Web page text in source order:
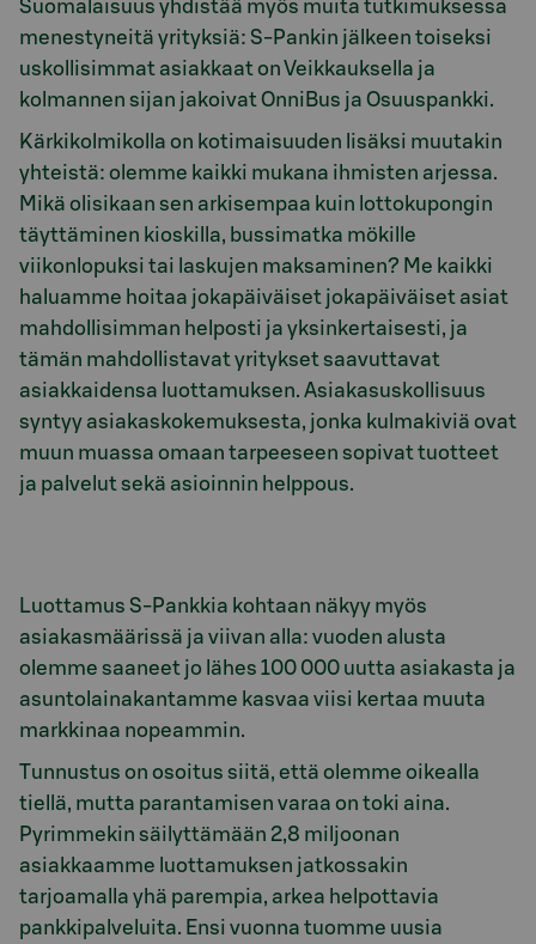
Suomalaisuus yhdistää myös muita tutkimuksessa
menestyneitä yrityksiä: S-Pankin jälkeen toiseksi
uskollisimmat asiakkaat on Veikkauksella ja
kolmannen sijan jakoivat OnniBus ja Osuuspankki.
Kärkikolmikolla on kotimaisuuden lisäksi muutakin
yhteistä: olemme kaikki mukana ihmisten arjessa.
Mikä olisikaan sen arkisempaa kuin lottokupongin
täyttäminen kioskilla, bussimatka mökille
viikonlopuksi tai laskujen maksaminen? Me kaikki
haluamme hoitaa jokapäiväiset jokapäiväiset asiat
mahdollisimman helposti ja yksinkertaisesti, ja
tämän mahdollistavat yritykset saavuttavat
asiakkaidensa luottamuksen. Asiakasuskollisuus
syntyy asiakaskokemuksesta, jonka kulmakiviä ovat
muun muassa omaan tarpeeseen sopivat tuotteet
ja palvelut sekä asioinnin helppous.
Luottamus S-Pankkia kohtaan näkyy myös
asiakasmäärissä ja viivan alla: vuoden alusta
olemme saaneet jo lähes 100 000 uutta asiakasta ja
asuntolainakantamme kasvaa viisi kertaa muuta
markkinaa nopeammin.
Tunnustus on osoitus siitä, että olemme oikealla
tiellä, mutta parantamisen varaa on toki aina.
Pyrimmekin säilyttämään 2,8 miljoonan
asiakkaamme luottamuksen jatkossakin
tarjoamalla yhä parempia, arkea helpottavia
pankkipalveluita. Ensi vuonna tuomme uusia